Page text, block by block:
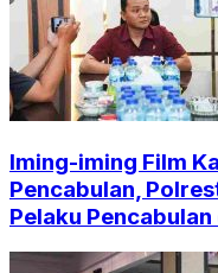
Iming-iming Film
Pencabulan,
Pelaku